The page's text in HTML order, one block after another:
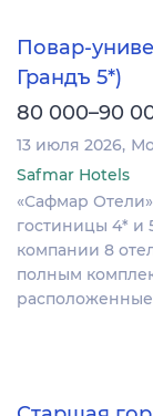
Повар-
Грандъ 5*)
80 000–90
13 июля 2026
Safmar Hotels
«Сафмар
гостиницы 4* и
компании 8
полным